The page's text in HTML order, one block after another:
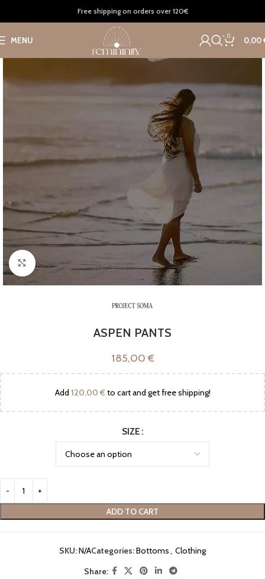
Free shipping on orders over 120€
MENU 0 0,00
Bottoms
Click to enlarge
ASPEN PANTS
185,00€
Add 120,00 €to cart and get free shipping!
SIZE
ADD TO CART
SKU:N/ACategories:Bottoms, Clothing
Share: